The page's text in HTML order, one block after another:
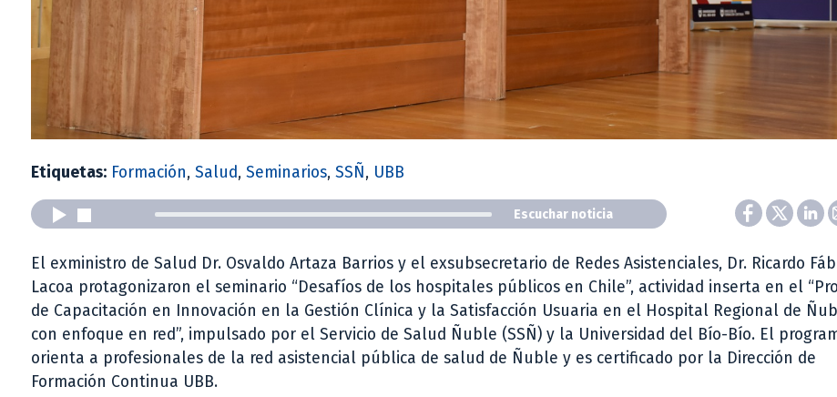
Etiquetas: Formación, Salud, Seminarios, SSÑ, UBB
Escuchar noticia
El exministro de Salud Dr. Osvaldo Artaza Barrios y el exsubsecretario de Redes Asistenciales, Dr. Ricardo
Lacoa protagonizaron el seminario “Desafíos de los hospitales públicos en Chile”, actividad inserta en el
de Capacitación en Innovación en la Gestión Clínica y la Satisfacción Usuaria en el Hospital Regional de
con enfoque en red”, impulsado por el Servicio de Salud Ñuble (SSÑ) y la Universidad del Bío-Bío. El
orienta a profesionales de la red asistencial pública de salud de Ñuble y es certificado por la Dirección de
Formación Continua UBB.